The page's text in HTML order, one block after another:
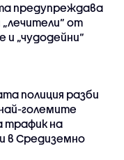
предупреждава
от
и „чудодейни“
полиция разби
големите
трафик на
в Средиземно